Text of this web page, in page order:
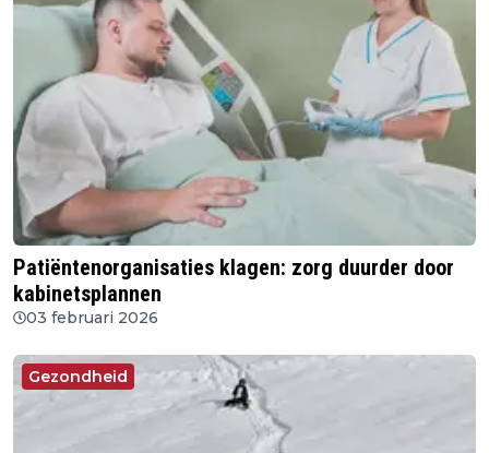
Patiëntenorganisaties klagen: zorg duurder door
kabinetsplannen
03 februari 2026
Gezondheid